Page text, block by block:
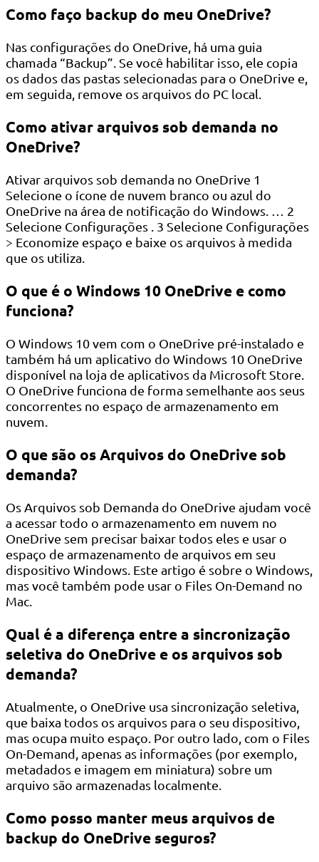
Como faço backup do meu OneDrive?
Nas configurações do OneDrive, há uma guia
chamada “Backup”. Se você habilitar isso, ele copia
os dados das pastas selecionadas para o OneDrive e,
em seguida, remove os arquivos do PC local.
Como ativar arquivos sob demanda no
OneDrive?
Ativar arquivos sob demanda no OneDrive 1
Selecione o ícone de nuvem branco ou azul do
OneDrive na área de notificação do Windows. … 2
Selecione Configurações . 3 Selecione Configurações
> Economize espaço e baixe os arquivos à medida
que os utiliza.
O que é o Windows 10 OneDrive e como
funciona?
O Windows 10 vem com o OneDrive pré-instalado e
também há um aplicativo do Windows 10 OneDrive
disponível na loja de aplicativos da Microsoft Store.
O OneDrive funciona de forma semelhante aos seus
concorrentes no espaço de armazenamento em
nuvem.
O que são os Arquivos do OneDrive sob
demanda?
Os Arquivos sob Demanda do OneDrive ajudam você
a acessar todo o armazenamento em nuvem no
OneDrive sem precisar baixar todos eles e usar o
espaço de armazenamento de arquivos em seu
dispositivo Windows. Este artigo é sobre o Windows,
mas você também pode usar o Files On-Demand no
Mac.
Qual é a diferença entre a sincronização
seletiva do OneDrive e os arquivos sob
demanda?
Atualmente, o OneDrive usa sincronização seletiva,
que baixa todos os arquivos para o seu dispositivo,
mas ocupa muito espaço. Por outro lado, com o Files
On-Demand, apenas as informações (por exemplo,
metadados e imagem em miniatura) sobre um
arquivo são armazenadas localmente.
Como posso manter meus arquivos de
backup do OneDrive seguros?